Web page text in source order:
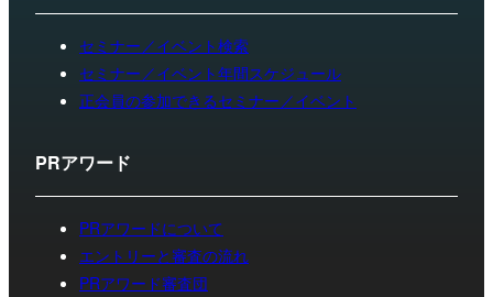
セミナー／イベント検索
セミナー／イベント年間スケジュール
正会員の参加できるセミナー／イベント
PRアワード
PRアワードについて
エントリーと審査の流れ
PRアワード審査団